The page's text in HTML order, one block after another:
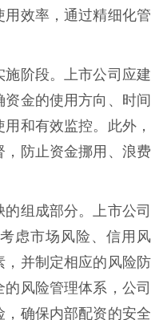
效率，通过精细化管
阶段。上市公司应建
金的使用方向、时间
和有效监控。此外，
防止资金挪用、浪费
组成部分。上市公司
虑市场风险、信用风
，并制定相应的风险防
风险管理体系，公司
确保内部配资的安全